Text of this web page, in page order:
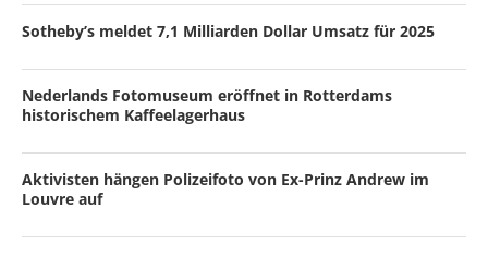
Sotheby’s meldet 7,1 Milliarden Dollar Umsatz für 2025
Nederlands Fotomuseum eröffnet in Rotterdams
historischem Kaffeelagerhaus
Aktivisten hängen Polizeifoto von Ex-Prinz Andrew im
Louvre auf